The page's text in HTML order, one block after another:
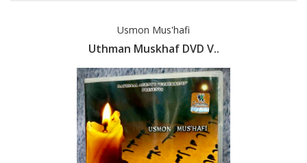
Usmon Mus'hafi
Uthman Muskhaf DVD V..